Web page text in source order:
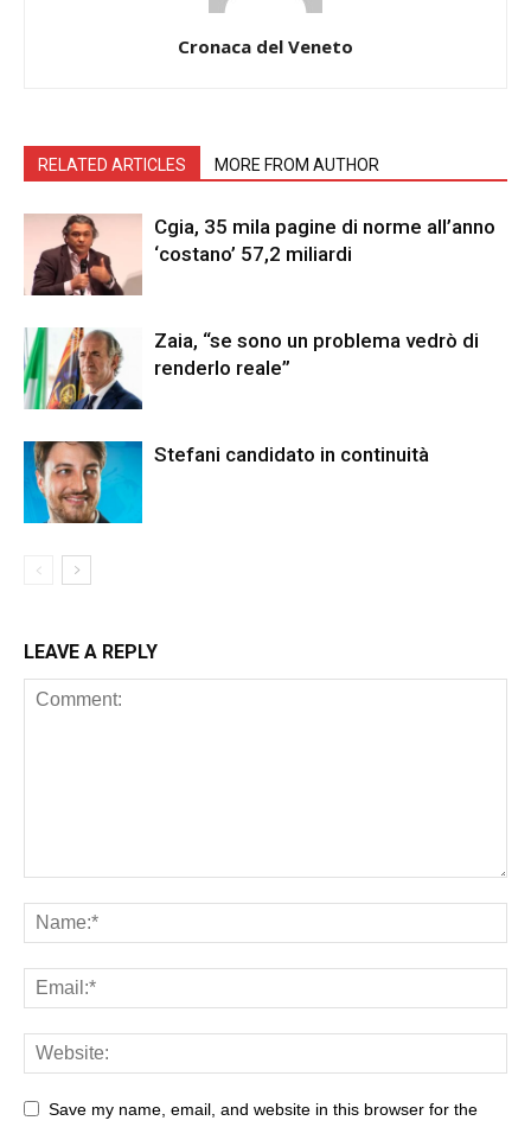
Cronaca del Veneto
RELATED ARTICLES MORE FROM AUTHOR
Cgia, 35 mila pagine di norme all’anno
‘costano’ 57,2 miliardi
Zaia, “se sono un problema vedrò di
renderlo reale”
Stefani candidato in continuità
LEAVE A REPLY
Save my name, email, and website in this browser for the